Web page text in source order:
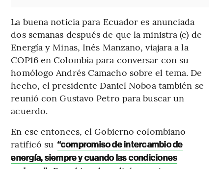
La buena noticia para Ecuador es anunciada
dos semanas después de que la ministra (e) de
Energía y Minas, Inés Manzano, viajara a la
COP16 en Colombia para conversar con su
homólogo Andrés Camacho sobre el tema. De
hecho, el presidente Daniel Noboa también se
reunió con Gustavo Petro para buscar un
acuerdo.
En ese entonces, el Gobierno colombiano
ratificó su “compromiso de intercambio de
energía, siempre y cuando las condiciones